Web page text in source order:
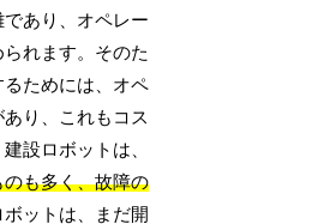
あり、オペレー
れます。そのた
ためには、オペ
り、これもコス
設ロボットは、
も多く、故障の
ボットは、まだ開